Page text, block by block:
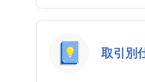
取引別